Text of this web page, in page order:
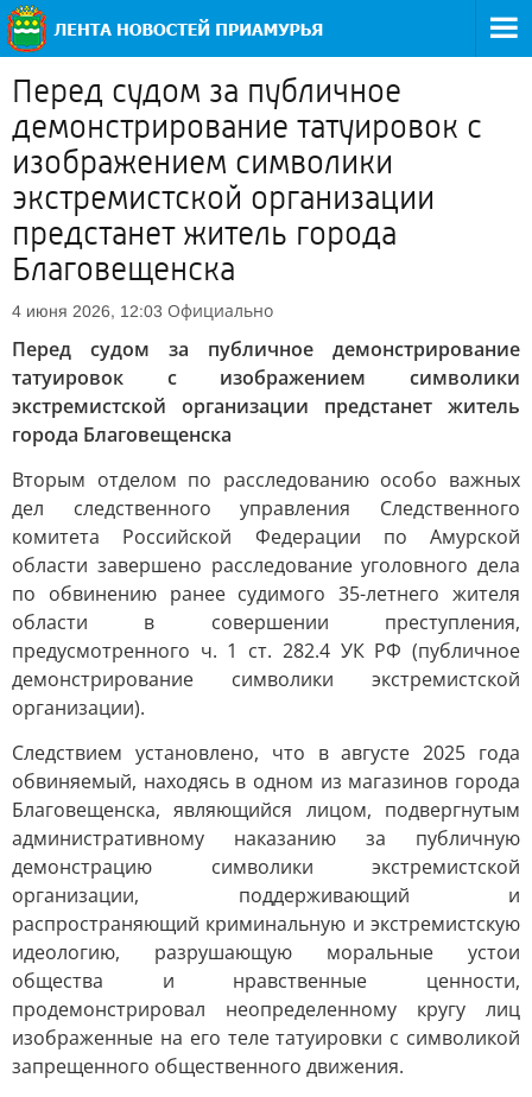
Перед судом за публичное
демонстрирование татуировок с
изображением символики
экстремистской организации
предстанет житель города
Благовещенска
4 июня 2026, 12:03 Официально
Перед судом за публичное демонстрирование
татуировок с изображением символики
экстремистской организации предстанет житель
города Благовещенска
Вторым отделом по расследованию особо важных
дел следственного управления Следственного
комитета Российской Федерации по Амурской
области завершено расследование уголовного дела
по обвинению ранее судимого 35-летнего жителя
области в совершении преступления,
предусмотренного ч. 1 ст. 282.4 УК РФ (публичное
демонстрирование символики экстремистской
организации).
Следствием установлено, что в августе 2025 года
обвиняемый, находясь в одном из магазинов города
Благовещенска, являющийся лицом, подвергнутым
административному наказанию за публичную
демонстрацию символики экстремистской
организации, поддерживающий и
распространяющий криминальную и экстремистскую
идеологию, разрушающую моральные устои
общества и нравственные ценности,
продемонстрировал неопределенному кругу лиц
изображенные на его теле татуировки с символикой
запрещенного общественного движения.